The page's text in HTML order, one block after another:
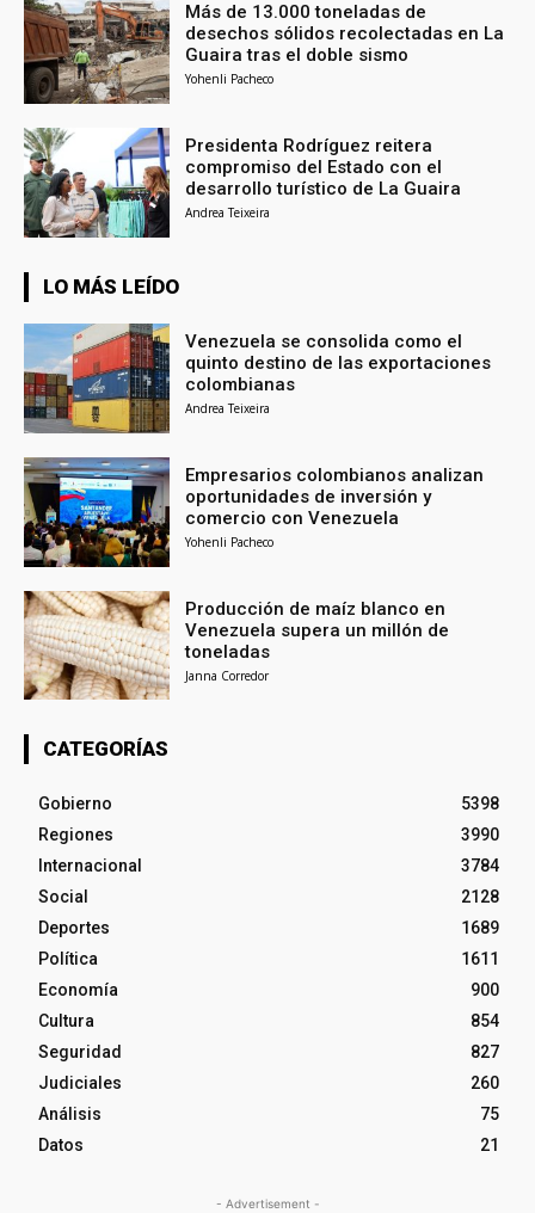
Más de 13.000 toneladas de
desechos sólidos recolectadas en La
Guaira tras el doble sismo
Yohenli Pacheco
Presidenta Rodríguez reitera
compromiso del Estado con el
desarrollo turístico de La Guaira
Andrea Teixeira
LO MÁS LEÍDO
Venezuela se consolida como el
quinto destino de las exportaciones
colombianas
Andrea Teixeira
Empresarios colombianos analizan
oportunidades de inversión y
comercio con Venezuela
Yohenli Pacheco
Producción de maíz blanco en
Venezuela supera un millón de
toneladas
Janna Corredor
CATEGORÍAS
Gobierno
5398
Regiones
3990
Internacional
3784
Social
2128
Deportes
1689
Política
1611
Economía
900
Cultura
854
Seguridad
827
Judiciales
260
Análisis
75
Datos
21
- Advertisement -